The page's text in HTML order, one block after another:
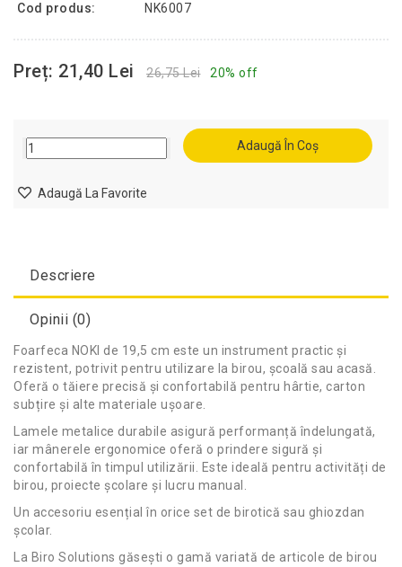
Cod produs:
NK6007
Preț: 21,40 Lei 26,75 Lei 20% off
Adaugă În Coș
Adaugă La Favorite
Descriere
Opinii (0)
Foarfeca NOKI de 19,5 cm este un instrument practic și
rezistent, potrivit pentru utilizare la birou, școală sau acasă.
Oferă o tăiere precisă și confortabilă pentru hârtie, carton
subțire și alte materiale ușoare.
Lamele metalice durabile asigură performanță îndelungată,
iar mânerele ergonomice oferă o prindere sigură și
confortabilă în timpul utilizării. Este ideală pentru activități de
birou, proiecte școlare și lucru manual.
Un accesoriu esențial în orice set de birotică sau ghiozdan
școlar.
La Biro Solutions găsești o gamă variată de articole de birou